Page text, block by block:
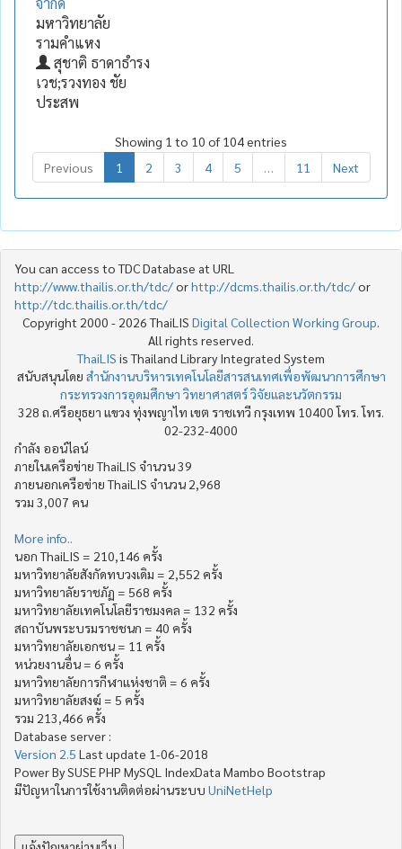
มหาวิทยาลัย
รามคำแหง
สุชาติ ธาดาธำรง
เวช;รวงทอง ชัย
ประสพ
Showing 1 to 10 of 104 entries
Previous
1 2 3 4 5 11 Next
You can access to TDC Database at URL
http://www.thailis.or.th/tdc/orhttp://dcms.thailis.or.th/tdc/or
http://tdc.thailis.or.th/tdc/
Copyright 2000 - 2026 ThaiLIS Digital Collection Working Group
All rights reserved.
ThaiLIS is Thailand Library Integrated System
สนับสนุนโดย สำนักงานบริหารเทคโนโลยีสารสนเทศเพื่อพัฒนาการศึกษา
กระทรวงการอุดมศึกษา วิทยาศาสตร์ วิจัยและนวัตกรรม
328 ถ.ศรีอยุธยา แขวง ทุ่งพญาไท เขต ราชเทวี กรุงเทพ 10400 โทร. โทร.
02-232-4000
กำลัง ออน์ไลน์
ภายในเครือข่าย ThaiLIS จำนวน 39
ภายนอกเครือข่าย ThaiLIS จำนวน 2,968
รวม 3,007 คน
More info..
นอก ThaiLIS = 210,146 ครั้ง
มหาวิทยาลัยสังกัดทบวงเดิม = 2,552 ครั้ง
มหาวิทยาลัยราชภัฏ = 568 ครั้ง
มหาวิทยาลัยเทคโนโลยีราชมงคล = 132 ครั้ง
สถาบันพระบรมราชชนก = 40 ครั้ง
มหาวิทยาลัยเอกชน = 11 ครั้ง
หน่วยงานอื่น = 6 ครั้ง
มหาวิทยาลัยการกีฬาแห่งชาติ = 6 ครั้ง
มหาวิทยาลัยสงฆ์ = 5 ครั้ง
รวม 213,466 ครั้ง
Database server :
Version 2.5 Last update 1-06-2018
Power By SUSE PHP MySQL IndexData Mambo Bootstrap
มีปัญหาในการใช้งานติดต่อผ่านระบบ UniNetHelp